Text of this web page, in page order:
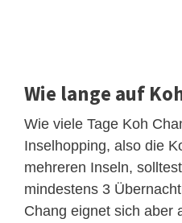
Wie lange auf
Wie viele Tage Koh
Inselhopping, also die
mehreren Inseln,
mindestens 3
Chang eignet sich aber